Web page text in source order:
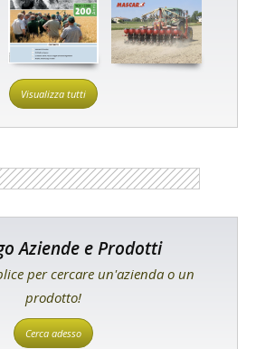
Visualizza tutti
Aziende e Prodotti
per cercare un'azienda o un
prodotto!
Cerca adesso